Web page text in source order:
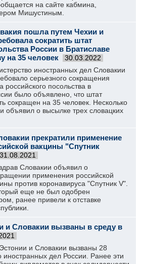
на сайте кабмина,
Мишустиным.
пошла путем Чехии и
сократить штат
России в Братиславе
на 35 человек
30.03.2022
иностранных дел Словакии
серьезного сокращения
российского посольства в
было объявлено, что штат
сокращен на 35 человек. Несколько
объявил о высылке трех словацких
прекратили применение
вакцины "Спутник
31.08.2021
Словакии объявил о
применения российской
против коронавируса "Спутник V".
еще не был одобрен
ранее привели к отставке
и Словакии вызваны в среду в
и Словакии вызваны 28
иностранных дел России. Ранее эти